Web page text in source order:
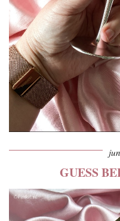
GUESS